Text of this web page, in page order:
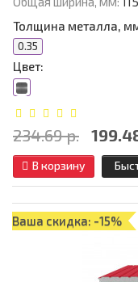
Толщина металла,
0.35
Цвет:
234.69 р.
В корзину
Ваша скидка: -15%